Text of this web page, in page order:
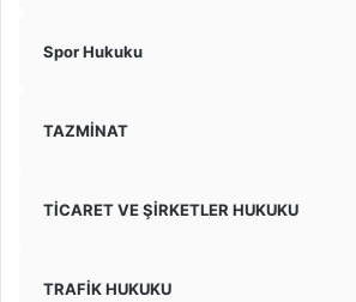
Spor Hukuku
TAZMİNAT
TİCARET VE ŞİRKETLER HUKUKU
TRAFİK HUKUKU